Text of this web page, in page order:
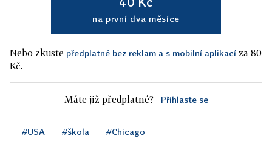
na první dva měsíce
Nebo zkuste předplatné bez reklam a s mobilní aplikací za 80
Kč.
Máte již předplatné? Přihlaste se
#USA #škola #Chicago